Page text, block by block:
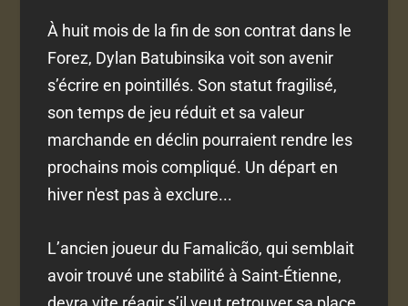
À huit mois de la fin de son contrat dans le
Forez, Dylan Batubinsika voit son avenir
s’écrire en pointillés. Son statut fragilisé,
son temps de jeu réduit et sa valeur
marchande en déclin pourraient rendre les
prochains mois compliqué. Un départ en
hiver n'est pas à exclure...
L’ancien joueur du Famalicão, qui semblait
avoir trouvé une stabilité à Saint-Étienne,